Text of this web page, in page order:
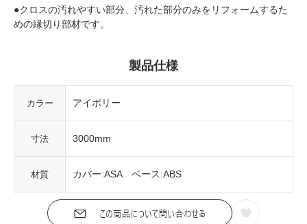
●クロスの汚れやすい部分、汚れた部分のみをリフォームするた
めの縁切り部材です。
製品仕様
カラー アイボリー
寸法 3000mm
材質 カバー:ASA ベース:ABS